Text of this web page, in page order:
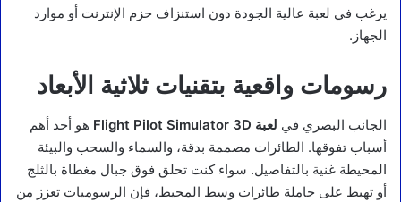
يرغب في لعبة عالية الجودة دون استنزاف حزم الإنترنت أو موارد
الجهاز.
رسومات واقعية بتقنيات ثلاثية الأبعاد
الجانب البصري في لعبة Flight Pilot Simulator 3D
هو أحد أهم
أسباب تفوقها. الطائرات مصممة بدقة، والسماء والسحب والبيئة
المحيطة غنية بالتفاصيل. سواء كنت تحلق فوق جبال مغطاة بالثلج
أو تهبط على حاملة طائرات وسط المحيط، فإن الرسوميات تعزز من